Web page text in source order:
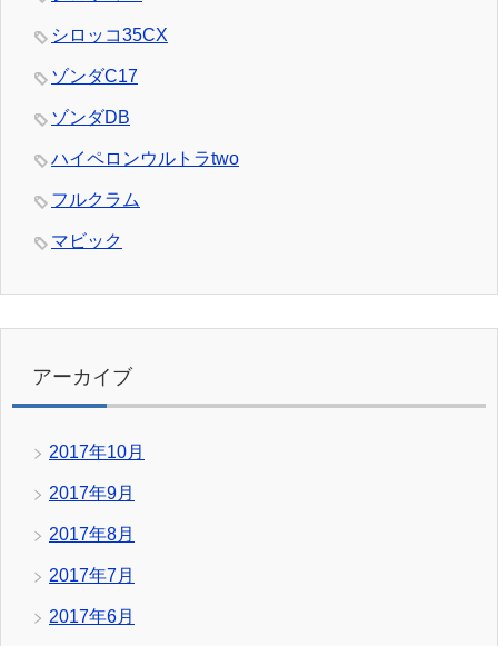
シロッコ35CX
ゾンダC17
ゾンダDB
ハイペロンウルトラtwo
フルクラム
マビック
アーカイブ
2017年10月
2017年9月
2017年8月
2017年7月
2017年6月